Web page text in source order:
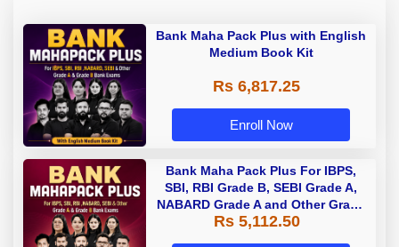
Bank Maha Pack Plus with English
Medium Book Kit
Rs 6,817.25
Enroll Now
Bank Maha Pack Plus For IBPS,
SBI, RBI Grade B, SEBI Grade A,
NABARD Grade A and Other Grade
A & Grade B Bank Exams
Rs 5,112.50